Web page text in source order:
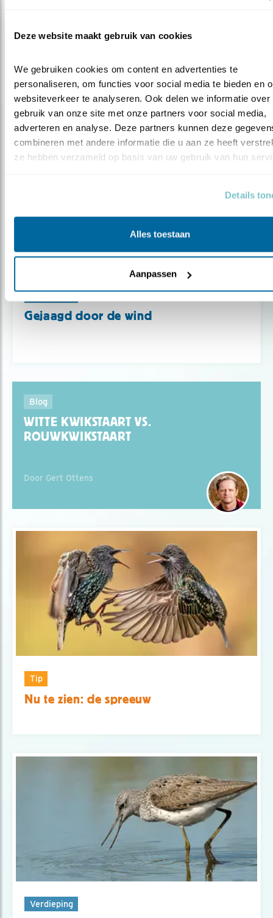
Deze website maakt gebruik van cookies
We gebruiken cookies om content en advertenties te
personaliseren, om functies voor social media te bieden en
websiteverkeer te analyseren. Ook delen we informatie over
gebruik van onze site met onze partners voor social media,
adverteren en analyse. Deze partners kunnen deze
combineren met andere informatie die u aan ze heeft
ze hebben verzameld op basis van uw gebruik van hun
Details
Alles toestaan
Aanpassen
Gerelateerde items
Verdieping
Gejaagd door de wind
Blog
WITTE KWIKSTAART VS.
ROUWKWIKSTAART
Door Gert Ottens
Tip
Nu te zien: de spreeuw
Verdieping